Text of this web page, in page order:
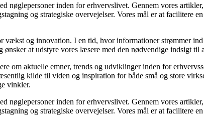
inden for erhvervslivet. Gennem vores
og strategiske overvejelser. Vores mål er at facilitere
og innovation. I en tid, hvor informationer strømmer
at udstyre vores læsere med den nødvendige indsigt til
om aktuelle emner, trends og udviklinger inden for
kilde til viden og inspiration for både små og store
vinkler.
inden for erhvervslivet. Gennem vores
og strategiske overvejelser. Vores mål er at facilitere